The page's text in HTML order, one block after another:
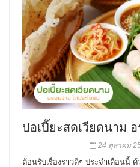
ปอเปี๊ยะสดเวียดนาม
24 ตุลาคม
ต้อนรับเรื่องราวดีๆ ประจำเดือนนี้